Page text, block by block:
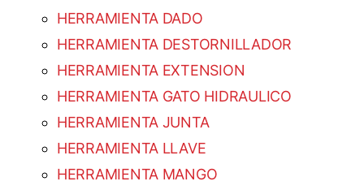
HERRAMIENTA DADO
HERRAMIENTA DESTORNILLADOR
HERRAMIENTA EXTENSION
HERRAMIENTA GATO HIDRAULICO
HERRAMIENTA JUNTA
HERRAMIENTA LLAVE
HERRAMIENTA MANGO